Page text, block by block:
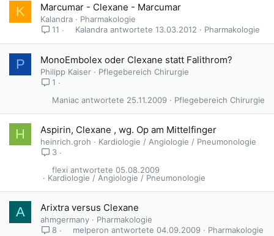
K Marcumar - Clexane - Marcumar
Kalandra
Pharmakologie
11
Pharmakologie
13.03.2012
Kalandra
P MonoEmbolex oder Clexane statt Falithrom?
Philipp Kaiser
Pflegebereich Chirurgie
1
Pflegebereich Chirurgie
25.11.2009
Maniac
H Aspirin, Clexane , wg. Op am Mittelfinger
heinrich.groh
Kardiologie / Angiologie / Pneumonologie
3
Kardiologie / Angiologie / Pneumonologie
05.08.2009
flexi
A Arixtra versus Clexane
ahmgermany
Pharmakologie
8
Pharmakologie
04.09.2009
melperon